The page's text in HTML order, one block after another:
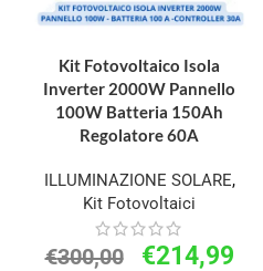
Kit Fotovoltaico Isola
Inverter 2000W Pannello
100W Batteria 150Ah
Regolatore 60A
ILLUMINAZIONE SOLARE,
Kit Fotovoltaici
€300,00 €214,99